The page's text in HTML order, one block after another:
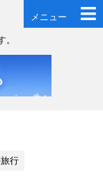
メニュー
行